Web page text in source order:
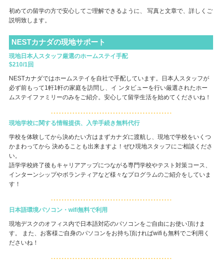
初めての留学の方で安心してご理解できるように、 写真と文章で、詳しくご
説明致します。
NESTカナダの現地サポート
現地日本人スタッフ厳選のホームステイ手配
$210/1回
NESTカナダではホームステイを自社で手配しています。日本人スタッフが
必ず前もって1軒1軒の家庭を訪問し、イ ンタビューを行い厳選されたホー
ムステイファミリーのみをご紹介。安心して留学生活を始めてくださいね！
現地学校に関する情報提供、入学手続き無料代行
学校を体験してから決めたい方はまずカナダに渡航し、現地で学校をいくつ
かまわってから 決めることも出来ますよ！ぜひ現地スタッフにご相談くださ
い。
語学学校終了後もキャリアアップにつながる専門学校やテスト対策コース、
インターンシップやボランティアなど様々なプログラムのご紹介をしていま
す！
日本語環境パソコン・wifi無料で利用
現地デスクのオフィス内で日本語対応のパソコンをご自由にお使い頂けま
す。 また、お客様ご自身のパソコンをお持ち頂ければwifiも無料でご利用く
ださいね！